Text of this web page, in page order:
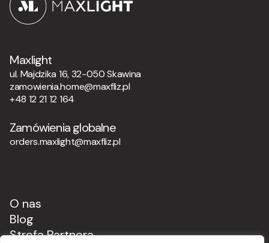
Maxlight
ul. Majdzika 16, 32-050 Skawina
zamowienia.home@maxfliz.pl
+48 12 21 12 164
Zamówienia globalne
orders.maxlight@maxfliz.pl
O nas
Blog
Strefa Partnera